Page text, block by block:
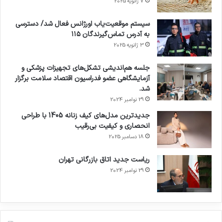
زندگی خانواده چه نقشی دارد، باید موضوع را تبیین
کنیم.
حبیبی بیان کرد: جوانی جمعیت فقط با تولد فرزند
ممکن نیست، بلکه تصادفات جاده‌ای و مهاجرت
جوانان هم برای از دست رفتن جوانان اهمیت دارد؛
زنگ خطر علاقه به مهاجرت در جوانان بلند شده و
برای آینده کشور آسیب زننده خواهد بود.
معاون وزیر بهداشت گفت: حتما دانشجویان علوم
پزشکی هم در این جشنواره عکس مشارکت خواهند
کرد.
سیستم موقعیت‌یاب اورژانس فعال شد/ دسترسی
به آدرس تماس‌گیرندگان ۱۱۵
3 ژانویه 2025
جلسه هم‌اندیشی تشکل‌های تجهیزات پزشکی و
آزمایشگاهی عضو فدراسیون اقتصاد سلامت برگزار
شد.
29 نوامبر 2024
جدیدترین مدل‌های کیف زنانه 1405 با طراحی
انحصاری و کیفیت بی‌رقیب
18 دسامبر 2025
ریاست جدید اتاق بازرگانی تهران
29 نوامبر 2024